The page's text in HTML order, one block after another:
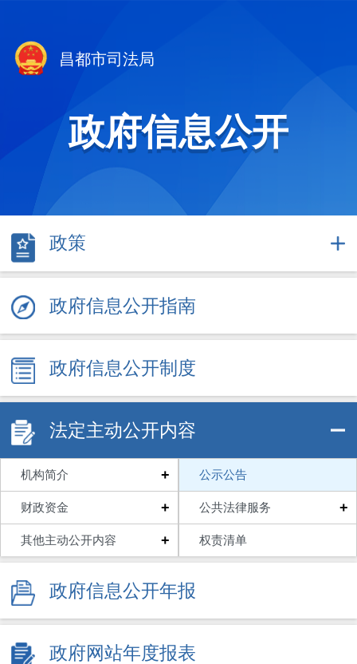
昌都市司法局
政府信息公开
政策
政府信息公开指南
政府信息公开制度
法定主动公开内容
机构简介 + 公示公告
财政资金 + 公共法律服务 +
其他主动公开内容 + 权责清单
政府信息公开年报
政府网站年度报表